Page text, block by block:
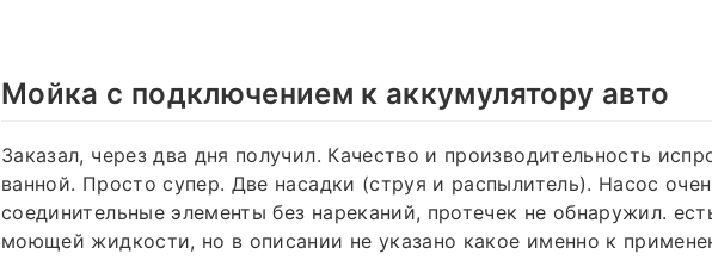
Мойка с подключением к аккумулятору авто
Заказал, через два дня получил. Качество и производительность
ванной. Просто супер. Две насадки (струя и распылитель). Насос
соединительные элементы без нареканий, протечек не обнаружил.
моющей жидкости, но в описании не указано какое именно к